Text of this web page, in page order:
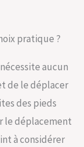
profiter
saison
PLAISIR
Oubliez
de
pratique ?
aucun
de le déplacer
des pieds
le déplacement
à considérer